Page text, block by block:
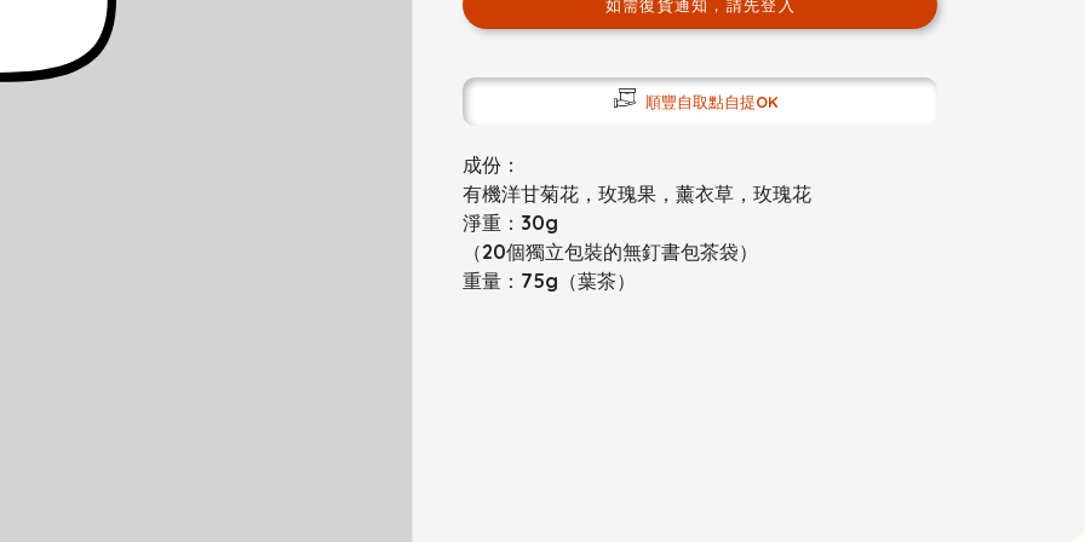
如需復貨通知，請先登入
順豐自取點自提OK
成份：
有機洋甘菊花，玫瑰果，薰衣草，玫瑰花
淨重：30g
（20個獨立包裝的無釘書包茶袋）
重量：75g（葉茶）